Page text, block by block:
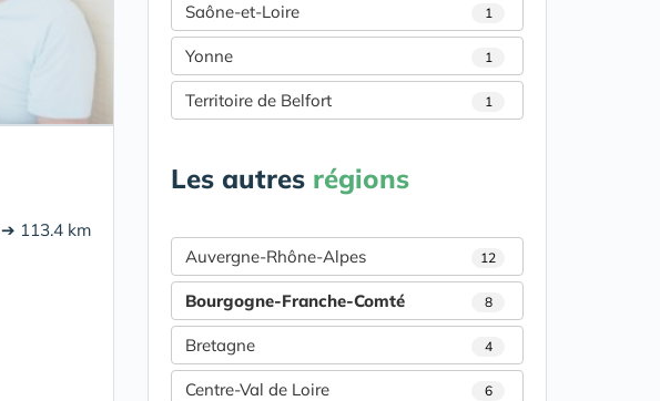
➔ 113.4 km
Saône-et-Loire 1
Yonne 1
Territoire de Belfort 1
Les autres régions
Auvergne-Rhône-Alpes 12
Bourgogne-Franche-Comté 8
Bretagne 4
Centre-Val de Loire 6